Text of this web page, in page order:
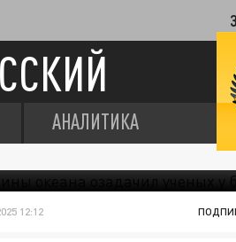
АНАЛИТИКА
12:12